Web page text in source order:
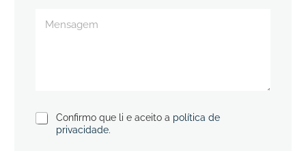
Confirmo que li e aceito a política de
privacidade.